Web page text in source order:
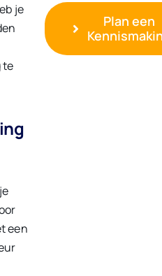
je
te
een
Plan een